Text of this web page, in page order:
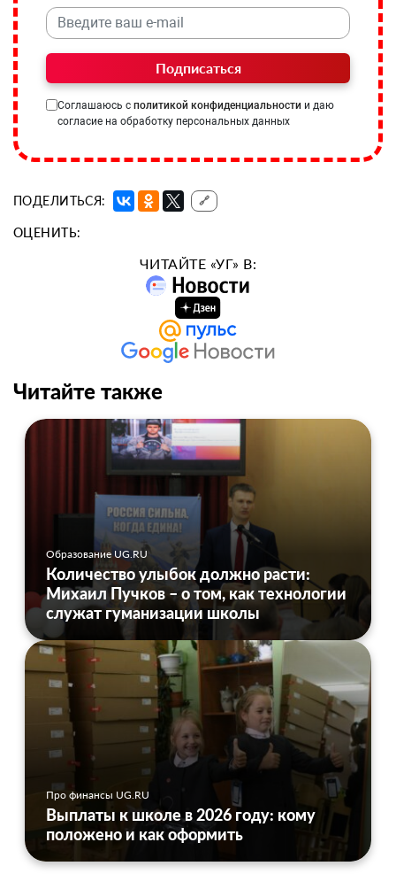
Подписаться
Соглашаюсь с политикой конфиденциальности и даю
согласие на обработку персональных данных
ПОДЕЛИТЬСЯ: 🔗
ОЦЕНИТЬ:
ЧИТАЙТЕ «УГ» В:
Читайте также
Образование UG.RU
Количество улыбок должно расти:
Михаил Пучков – о том, как технологии
служат гуманизации школы
Про финансы UG.RU
Выплаты к школе в 2026 году: кому
положено и как оформить